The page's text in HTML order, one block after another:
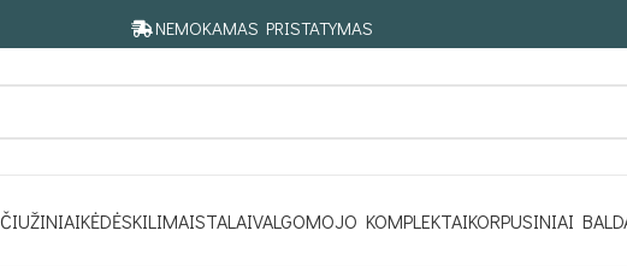
NEMOKAMAS PRISTATYMAS
ČIUŽINIAIKĖDĖSKILIMAISTALAIVALGOMOJO KOMPLEKTAIKORPUSINIAI